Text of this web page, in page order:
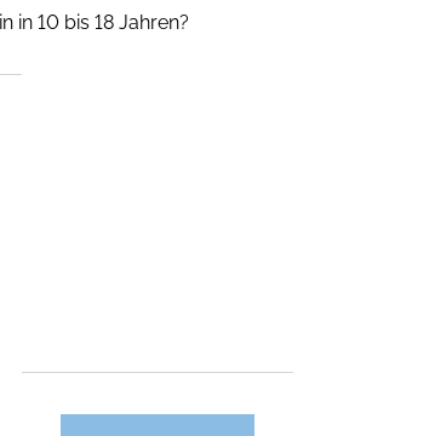
in 10 bis 18 Jahren?